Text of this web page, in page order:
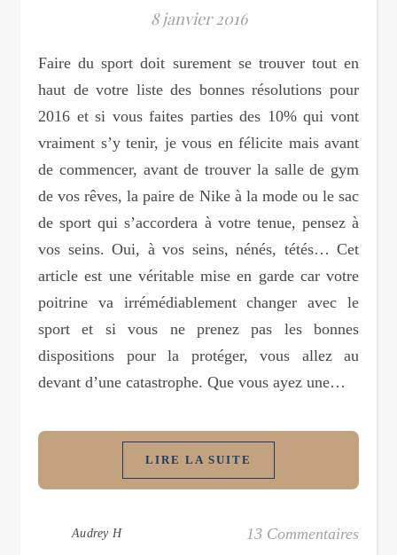
8 janvier 2016
Faire du sport doit surement se trouver tout en
haut de votre liste des bonnes résolutions pour
2016 et si vous faites parties des 10% qui vont
vraiment s’y tenir, je vous en félicite mais avant
de commencer, avant de trouver la salle de gym
de vos rêves, la paire de Nike à la mode ou le sac
de sport qui s’accordera à votre tenue, pensez à
vos seins. Oui, à vos seins, nénés, tétés… Cet
article est une véritable mise en garde car votre
poitrine va irrémédiablement changer avec le
sport et si vous ne prenez pas les bonnes
dispositions pour la protéger, vous allez au
devant d’une catastrophe. Que vous ayez une…
LIRE LA SUITE
Audrey H 13 Commentaires